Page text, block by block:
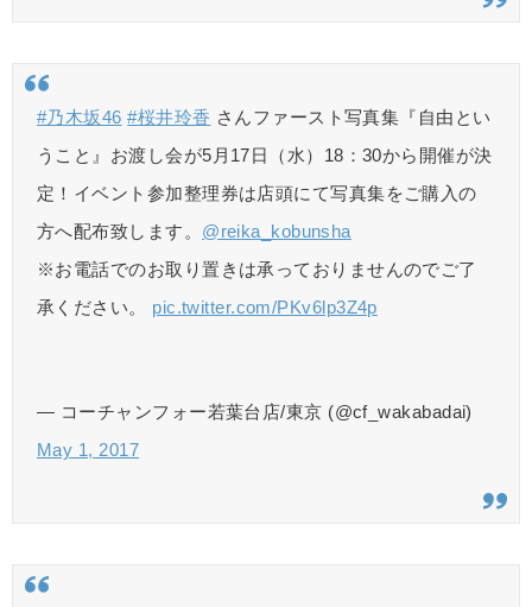
#乃木坂46 #桜井玲香 さんファースト写真集『自由とい
うこと』お渡し会が5月17日（水）18：30から開催が決
定！イベント参加整理券は店頭にて写真集をご購入の
方へ配布致します。 @reika_kobunsha
※お電話でのお取り置きは承っておりませんのでご了
承ください。 pic.twitter.com/PKv6lp3Z4p
— コーチャンフォー若葉台店/東京 (@cf_wakabadai)
May 1, 2017